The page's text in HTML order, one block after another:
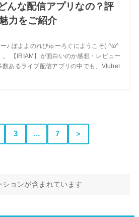
んな配信アプリなの？評
力をご紹介
ー♪ ぽよよのれびゅーろぐにようこそ( ^ω^
【IRIAM】が面白いのか感想・レビュー
数あるライブ配信アプリの中でも、Vtuber
3 … 7 ＞
ョンが含まれています